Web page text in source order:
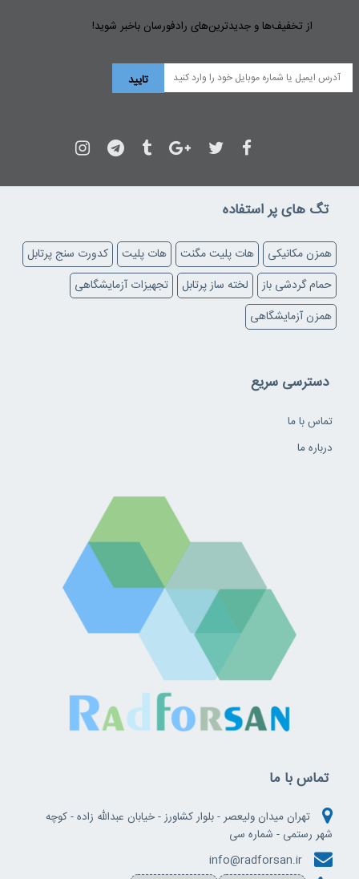
از تخفیف‌ها و جدیدترین‌های رادفورسان باخبر شوید!
تگ های پر استفاده
همزن مکانیکی هات پلیت مگنت هات پلیت
کدورت سنج پرتابل
حمام گردشی باز
لخته ساز پرتابل
تجهیزات آزمایشگاهی
همزن آزمایشگاهی
دسترسی سریع
تماس با ما
درباره ما
تماس با ما
تهران میدان ولیعصر - بلوار کشاورز - خیابان عبدالله زاده - کوچه
شهر رستمی - شماره سی
info@radforsan.ir